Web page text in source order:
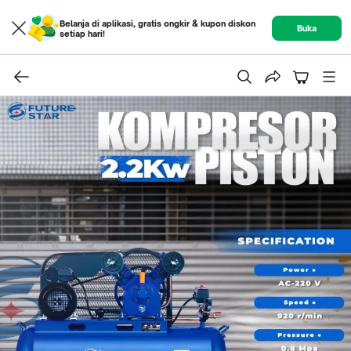
Belanja di aplikasi, gratis ongkir & kupon diskon
setiap hari!
Buka